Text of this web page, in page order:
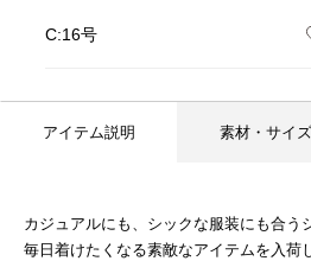
C:16号
アイテム説明 素材・サイズ
カジュアルにも、シックな服装にも合う
毎日着けたくなる素敵なアイテムを入荷